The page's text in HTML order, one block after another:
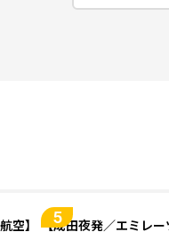
空】
【成田夜発／エミレー